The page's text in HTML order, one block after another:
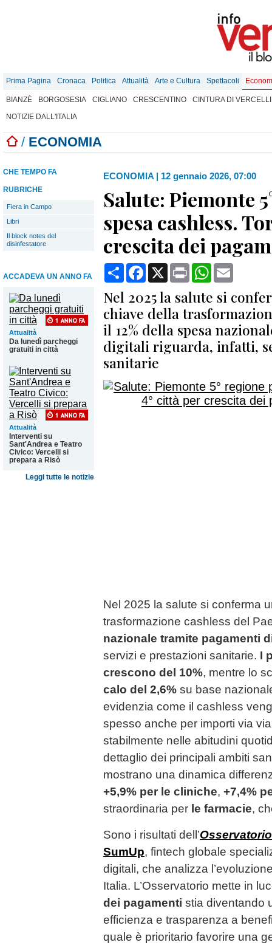
Prima Pagina Cronaca Politica Attualità Arte e Cultura Spettacoli
BIANZÈ BORGOSESIA CIGLIANO CRESCENTINO
CINTURA DI VERCELLI
NOTIZIE DALL'ITALIA
/ ECONOMIA
CHE TEMPO FA
RUBRICHE
Fiera in Campo
Libri
Il block notes del
disinfestatore
ACCADEVA UN ANNO FA
Attualità
Da lunedì parcheggi
gratuiti in città
Attualità
Interventi su
Sant'Andrea e Teatro
Civico: Vercelli si
prepara a Risò
Leggi tutte le notizie
ECONOMIA | 12 gennaio 2026, 07:00
Salute: Piemonte
spesa cashless.
crescita dei
CondividiFacebook
X Print WhatsApp
Nel 2025 la salute si
chiave della
il 12% della spesa
digitali riguarda, infatti,
sanitarie
Nel 2025 la salute si conferma
trasformazione cashless del
nazionale tramite pagamenti
servizi e prestazioni sanitarie. I
crescono del 10%, mentre lo
calo del 2,6% su base
evidenzia come il cashless
spesso anche per importi via
stabilmente nelle abitudini
dettaglio dei principali ambiti
mostrano una dinamica
+5,9% per le cliniche, +7,4%
straordinaria per le farmacie,
Sono i risultati dell’
SumUp, fintech globale
digitali, che analizza
Italia. L’Osservatorio mette in
dei pagamenti stia diventando
efficienza e trasparenza a
quale è prioritario favorire una